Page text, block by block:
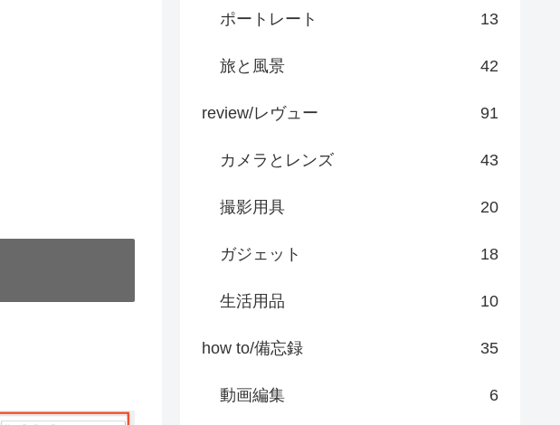
ポートレート 13
旅と風景 42
review/レヴュー 91
カメラとレンズ 43
撮影用具 20
ガジェット 18
生活用品 10
how to/備忘録 35
動画編集 6